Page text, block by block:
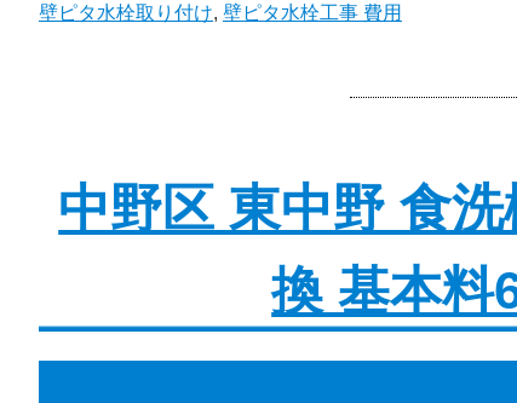
壁ピタ水栓取り付け, 壁ピタ水栓工事 費用
中野区 東中野 食
換 基本料